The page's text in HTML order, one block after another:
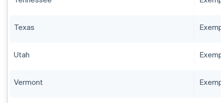
Texas
Utah
Vermont